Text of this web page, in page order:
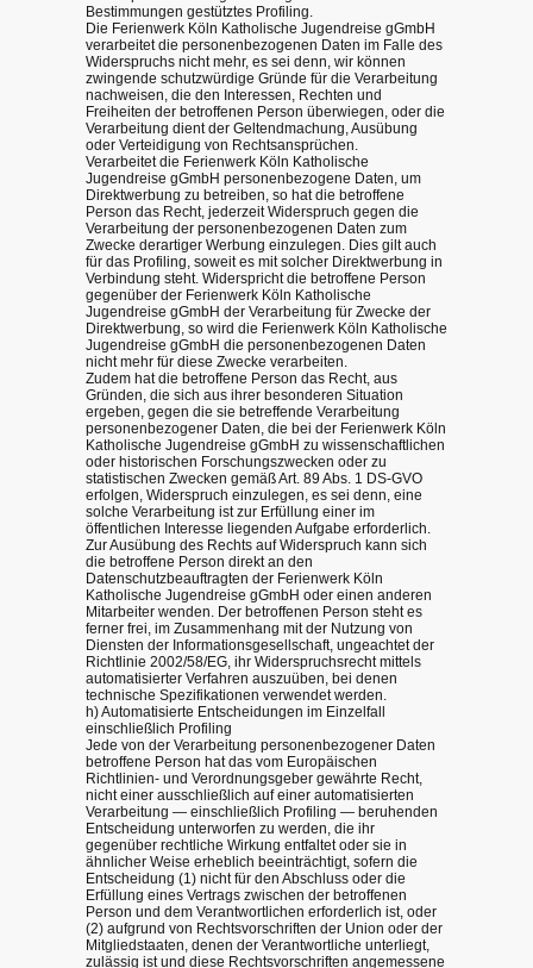
Bestimmungen gestütztes Profiling.
Die Ferienwerk Köln Katholische Jugendreise gGmbH
verarbeitet die personenbezogenen Daten im Falle des
Widerspruchs nicht mehr, es sei denn, wir können
zwingende schutzwürdige Gründe für die Verarbeitung
nachweisen, die den Interessen, Rechten und
Freiheiten der betroffenen Person überwiegen, oder die
Verarbeitung dient der Geltendmachung, Ausübung
oder Verteidigung von Rechtsansprüchen.
Verarbeitet die Ferienwerk Köln Katholische
Jugendreise gGmbH personenbezogene Daten, um
Direktwerbung zu betreiben, so hat die betroffene
Person das Recht, jederzeit Widerspruch gegen die
Verarbeitung der personenbezogenen Daten zum
Zwecke derartiger Werbung einzulegen. Dies gilt auch
für das Profiling, soweit es mit solcher Direktwerbung in
Verbindung steht. Widerspricht die betroffene Person
gegenüber der Ferienwerk Köln Katholische
Jugendreise gGmbH der Verarbeitung für Zwecke der
Direktwerbung, so wird die Ferienwerk Köln Katholische
Jugendreise gGmbH die personenbezogenen Daten
nicht mehr für diese Zwecke verarbeiten.
Zudem hat die betroffene Person das Recht, aus
Gründen, die sich aus ihrer besonderen Situation
ergeben, gegen die sie betreffende Verarbeitung
personenbezogener Daten, die bei der Ferienwerk Köln
Katholische Jugendreise gGmbH zu wissenschaftlichen
oder historischen Forschungszwecken oder zu
statistischen Zwecken gemäß Art. 89 Abs. 1 DS-GVO
erfolgen, Widerspruch einzulegen, es sei denn, eine
solche Verarbeitung ist zur Erfüllung einer im
öffentlichen Interesse liegenden Aufgabe erforderlich.
Zur Ausübung des Rechts auf Widerspruch kann sich
die betroffene Person direkt an den
Datenschutzbeauftragten der Ferienwerk Köln
Katholische Jugendreise gGmbH oder einen anderen
Mitarbeiter wenden. Der betroffenen Person steht es
ferner frei, im Zusammenhang mit der Nutzung von
Diensten der Informationsgesellschaft, ungeachtet der
Richtlinie 2002/58/EG, ihr Widerspruchsrecht mittels
automatisierter Verfahren auszuüben, bei denen
technische Spezifikationen verwendet werden.
h) Automatisierte Entscheidungen im Einzelfall
einschließlich Profiling
Jede von der Verarbeitung personenbezogener Daten
betroffene Person hat das vom Europäischen
Richtlinien- und Verordnungsgeber gewährte Recht,
nicht einer ausschließlich auf einer automatisierten
Verarbeitung — einschließlich Profiling — beruhenden
Entscheidung unterworfen zu werden, die ihr
gegenüber rechtliche Wirkung entfaltet oder sie in
ähnlicher Weise erheblich beeinträchtigt, sofern die
Entscheidung (1) nicht für den Abschluss oder die
Erfüllung eines Vertrags zwischen der betroffenen
Person und dem Verantwortlichen erforderlich ist, oder
(2) aufgrund von Rechtsvorschriften der Union oder der
Mitgliedstaaten, denen der Verantwortliche unterliegt,
zulässig ist und diese Rechtsvorschriften angemessene